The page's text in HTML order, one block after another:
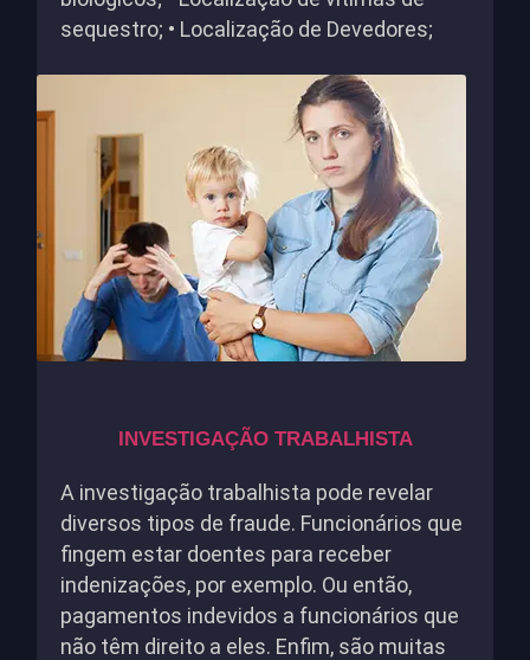
sequestro; • Localização de Devedores;
INVESTIGAÇÃO TRABALHISTA
A investigação trabalhista pode revelar
diversos tipos de fraude. Funcionários que
fingem estar doentes para receber
indenizações, por exemplo. Ou então,
pagamentos indevidos a funcionários que
não têm direito a eles. Enfim, são muitas